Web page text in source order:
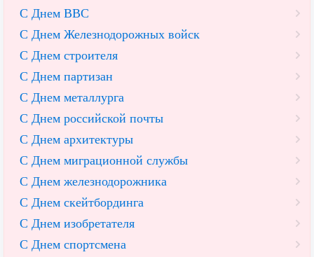
С Днем ВВС
С Днем Железнодорожных войск
С Днем строителя
С Днем партизан
С Днем металлурга
С Днем российской почты
С Днем архитектуры
С Днем миграционной службы
С Днем железнодорожника
С Днем скейтбординга
С Днем изобретателя
С Днем спортсмена